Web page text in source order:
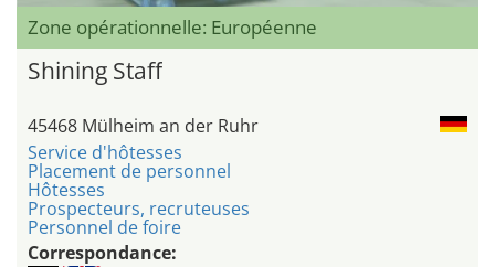
Zone opérationnelle: Européenne
Shining Staff
45468 Mülheim an der Ruhr
Service d'hôtesses
Placement de personnel
Hôtesses
Prospecteurs, recruteuses
Personnel de foire
Correspondance: